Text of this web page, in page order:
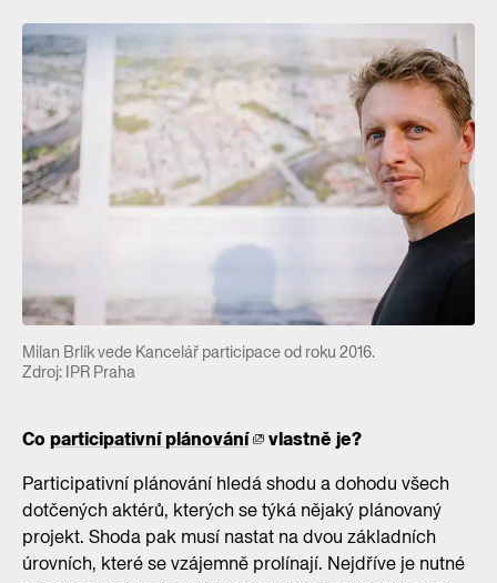
Milan Brlík vede Kancelář participace od roku 2016.
Zdroj: IPR Praha
Co participativní plánování
vlastně je?
Participativní plánování hledá shodu a dohodu všech
dotčených aktérů, kterých se týká nějaký plánovaný
projekt. Shoda pak musí nastat na dvou základních
úrovních, které se vzájemně prolínají. Nejdříve je nutné